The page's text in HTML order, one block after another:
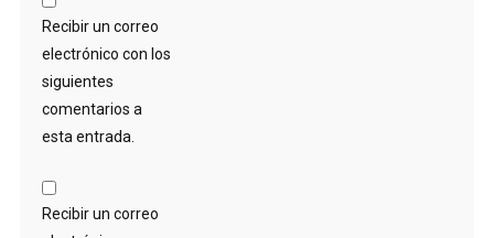
Recibir un correo
electrónico con los
siguientes
comentarios a
esta entrada.
Recibir un correo